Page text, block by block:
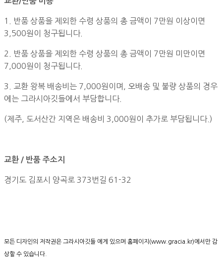
1. 반품 상품을 제외한 수령 상품의 총 금액이 7만원 이상이면
3,500원이 청구됩니다.
2. 반품 상품을 제외한 수령 상품의 총 금액이 7만원 미만이면
7,000원이 청구됩니다.
3. 교환 왕복 배송비는 7,000원이며, 오배송 및 불량 상품의 경우
에는 그라시아깃들에서 부담합니다.
(제주, 도서산간 지역은 배송비 3,000원이 추가로 부담됩니다.)
교환 / 반품 주소지
경기도 김포시 양곡로 373번길 61-32
모든 디자인의 저작권은 그라시아깃들 에게 있으며 홈페이지(www.gracia.kr)에서만 감
상할 수 있습니다.